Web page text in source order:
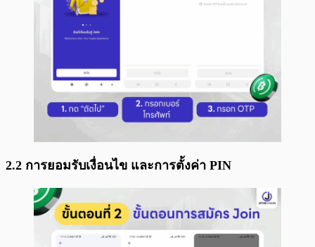
2.2 การยอมรับเงื่อนไข และการตั้งค่า PIN